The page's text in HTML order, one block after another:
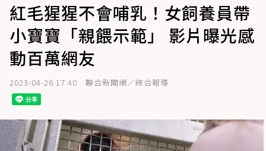
紅毛猩猩不會哺乳！女飼養員帶
小寶寶「親餵示範」 影片曝光感
動百萬網友
2023-04-26 17:40 聯合新聞網／綜合報導